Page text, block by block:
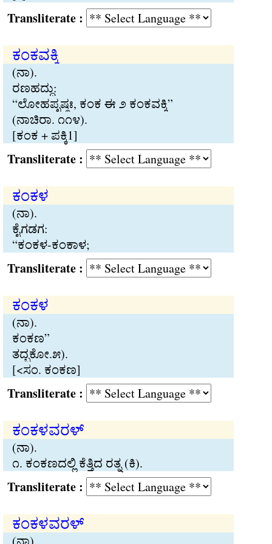
:
ಕಂಕವಕ‍್ಕಿ
(ನಾ).
ರಣಹದ‍್ದು:
“ಲೋಹಪೃಷ‍್ಠಃ, ಕಂಕ ಈ ೨ ಕಂಕವಕ‍್ಕಿ”
(ನಾಚಿರಾ. ೧೧೪).
[ಕಂಕ + ಪಕ‍್ಕಿ1]
:
ಕಂಕಳ
(ನಾ).
ಕೈಗಡಗ:
“ಕಂಕಳ-ಕಂಕಾಳ;
:
ಕಂಕಳ
(ನಾ).
ಕಂಕಣ”
ತದ‍್ಭಕೋ.೫).
[<ಸಂ. ಕಂಕಣ]
:
ಕಂಕಳವರಳ್
(ನಾ).
೧. ಕಂಕಣದಲ‍್ಲಿ ಕೆತ‍್ತಿದ ರತ‍್ನ (ಕಿ).
:
ಕಂಕಳವರಳ್
(ನಾ).